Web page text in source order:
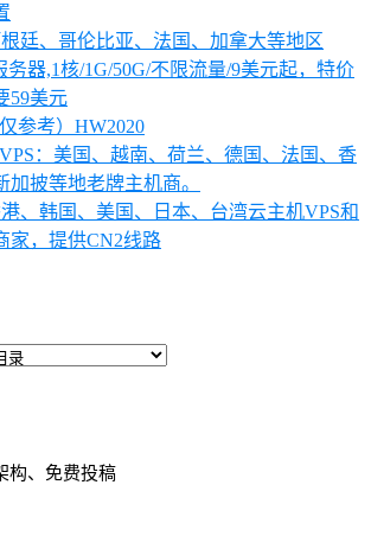
根廷、哥伦比亚、法国、加拿大等地区
务器,1核/1G/50G/不限流量/9美元起，特价
59美元
参考）HW2020
：美国、越南、荷兰、德国、法国、香
加披等地老牌主机商。
、韩国、美国、日本、台湾云主机VPS和
家，提供CN2线路
构、免费投稿